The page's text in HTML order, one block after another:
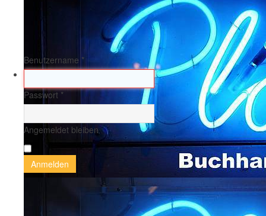
Benutzername *
Passwort *
Angemeldet bleiben
Anmelden